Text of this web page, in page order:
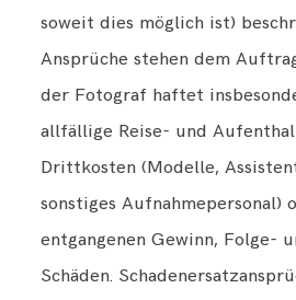
soweit dies möglich ist)
Ansprüche stehen dem
der Fotograf haftet
allfällige Reise- und
Drittkosten (Modelle,
sonstiges Aufnahmepersonal)
entgangenen Gewinn, Folge-
Schäden.